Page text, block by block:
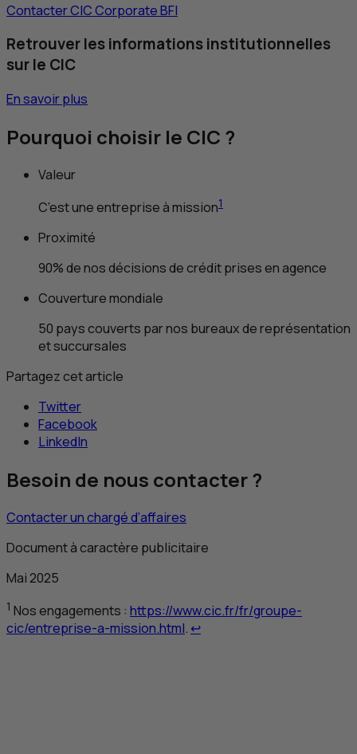
ContacterCICCorporateBFI
Retrouver les informations institutionnelles
sur le CIC
En savoir plus
Pourquoi choisir le CIC ?
Valeur
C’est une entreprise à mission1
Proximité
90% de nos décisions de crédit prises en agence
Couverture mondiale
50 pays couverts par nos bureaux de représentation
et succursales
Partagez cet article
Twitter
Facebook
LinkedIn
Besoin de nous contacter ?
Contacter un chargé d’affaires
Document à caractère publicitaire
Mai 2025
1 Nos engagements : https://www.cic.fr/fr/groupe-
cic/entreprise-a-mission.html. ↩Retour au renvoi 1